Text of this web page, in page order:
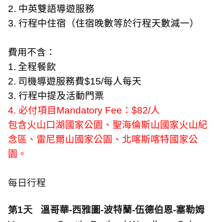
2. 中英雙語導遊服務
3. 行程中住宿（住宿晚數等於行程天數減一）
費用不含：
1. 全程餐飲
2. 司機導遊服務費$15/每人每天
3. 行程中提及活動門票
4. 必付項目Mandatory Fee ： $82/人
包含火山口湖國家公園、聖海倫斯山國家火山紀
念區、雷尼爾山國家公園、北喀斯喀特國家公
園。
每日行程
第1天 溫哥華-西雅圖-波特蘭-伍德伯恩-塞勒姆